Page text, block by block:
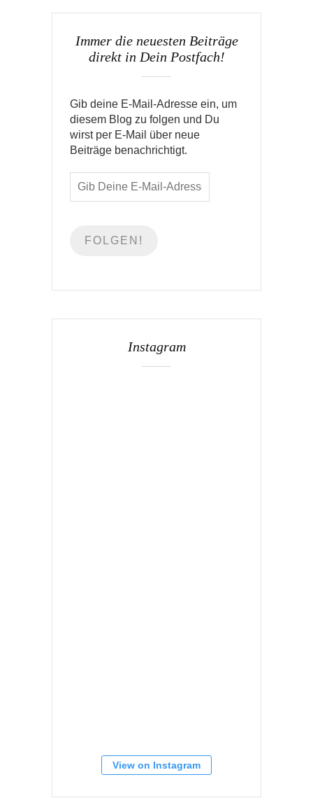
Immer die neuesten Beiträge
direkt in Dein Postfach!
Gib deine E-Mail-Adresse ein, um
diesem Blog zu folgen und Du
wirst per E-Mail über neue
Beiträge benachrichtigt.
Instagram
View on Instagram